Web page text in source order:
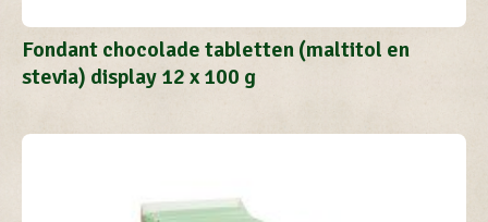
Fondant chocolade tabletten (maltitol en
stevia) display 12 x 100 g